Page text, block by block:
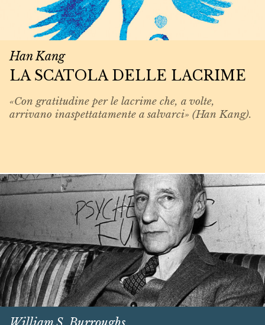
Han Kang
LA SCATOLA DELLE LACRIME
«Con gratitudine per le lacrime che, a volte,
arrivano inaspettatamente a salvarci» (Han Kang).